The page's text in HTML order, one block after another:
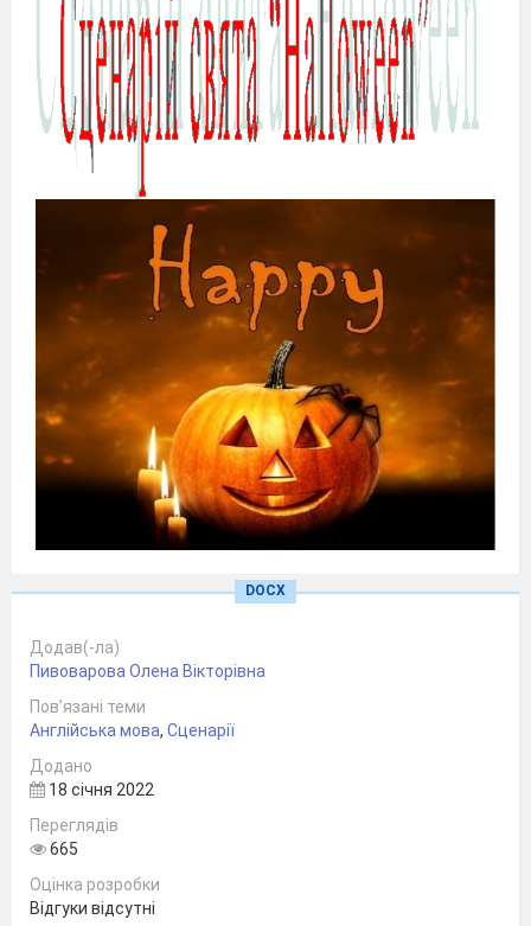
англійської мови
Пивоварова Олена Вікторівна
DOCX
Додав(-ла)
Пивоварова Олена Вікторівна
Пов’язані теми
Англійська мова, Сценарії
Додано
18 січня 2022
Переглядів
665
Оцінка розробки
Відгуки відсутні